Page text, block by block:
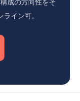
成の方向性をそ
イン可。